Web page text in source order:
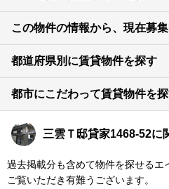
この物件の情報から、現在募
都道府県別に賃貸物件を探す
都市にこだわって賃貸物件を
三雲Ｔ邸貸家1468-52に
過去掲載分も含めて物件を探せるエ
ご覧いただき有難うございます。